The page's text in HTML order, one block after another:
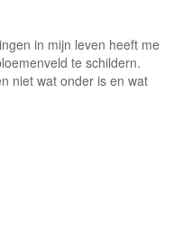
in mijn leven heeft me
te schildern.
niet wat onder is en wat